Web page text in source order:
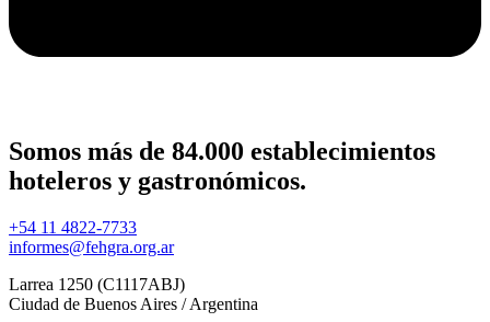
Somos más de 84.000 establecimientos
hoteleros y gastronómicos.
+54 11 4822-7733
informes@fehgra.org.ar
Larrea 1250 (C1117ABJ)
Ciudad de Buenos Aires / Argentina